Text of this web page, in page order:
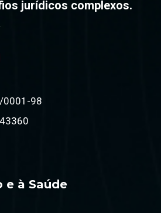
jurídicos complexos.
0001-98
e à Saúde